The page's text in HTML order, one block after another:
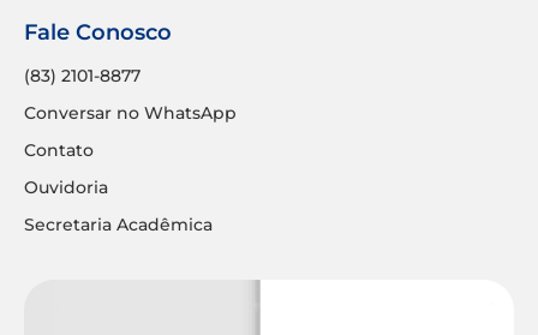
Fale Conosco
(83) 2101-8877
Conversar no WhatsApp
Contato
Ouvidoria
Secretaria Acadêmica